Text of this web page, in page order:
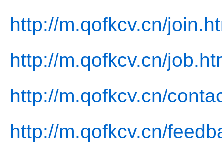
http://m.qofkcv.cn/
http://m.qofkcv.cn/
http://m.qofkcv.cn/
http://m.qofkcv.cn/